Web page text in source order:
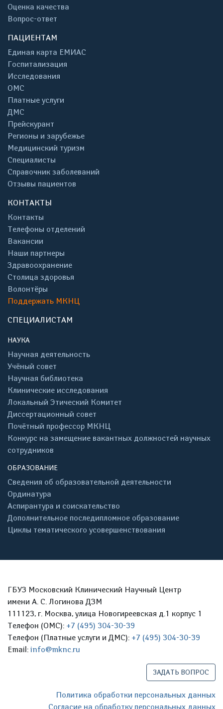
Оценка качества
Вопрос-ответ
ПАЦИЕНТАМ
Единая карта ЕМИАС
Госпитализация
Исследования
ОМС
Платные услуги
ДМС
Прейскурант
Регионы и зарубежье
Медицинский туризм
Специалисты
Справочник заболеваний
Отзывы пациентов
КОНТАКТЫ
Контакты
Телефоны отделений
Вакансии
Наши партнеры
Здравоохранение
Столица здоровья
Волонтёры
Поддержать МКНЦ
СПЕЦИАЛИСТАМ
НАУКА
Научная деятельность
Учёный совет
Научная библиотека
Клинические исследования
Локальный Этический Комитет
Диссертационный совет
Почётный профессор МКНЦ
Конкурс на замещение вакантных должностей научных
сотрудников
ОБРАЗОВАНИЕ
Сведения об образовательной деятельности
Ординатура
Аспирантура и соискательство
Дополнительное последипломное образование
Циклы тематического усовершенствования
ГБУЗ Московский Клинический Научный Центр
имени А. С. Логинова ДЗМ
111123, г. Москва, улица Новогиреевская д.1 корпус 1
Телефон (ОМС): +7 (495) 304-30-39
Телефон (Платные услуги и ДМС): +7 (495) 304-30-39
Email: info@mknc.ru
ЗАДАТЬ ВОПРОС
Политика обработки персональных данных
Согласие на обработку персональных данных